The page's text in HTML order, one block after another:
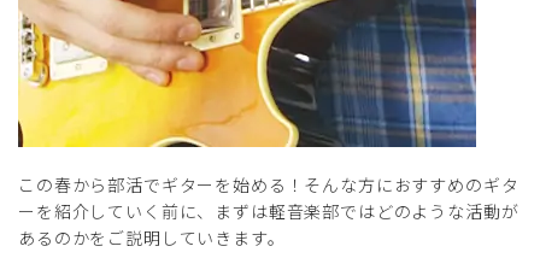
この春から部活でギターを始める！そんな方におすすめのギタ
ーを紹介していく前に、まずは軽音楽部ではどのような活動が
あるのかをご説明していきます。